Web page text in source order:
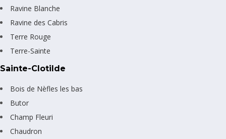
Ravine Blanche
Ravine des Cabris
Terre Rouge
Terre-Sainte
Sainte-Clotilde
Bois de Nèfles les bas
Butor
Champ Fleuri
Chaudron